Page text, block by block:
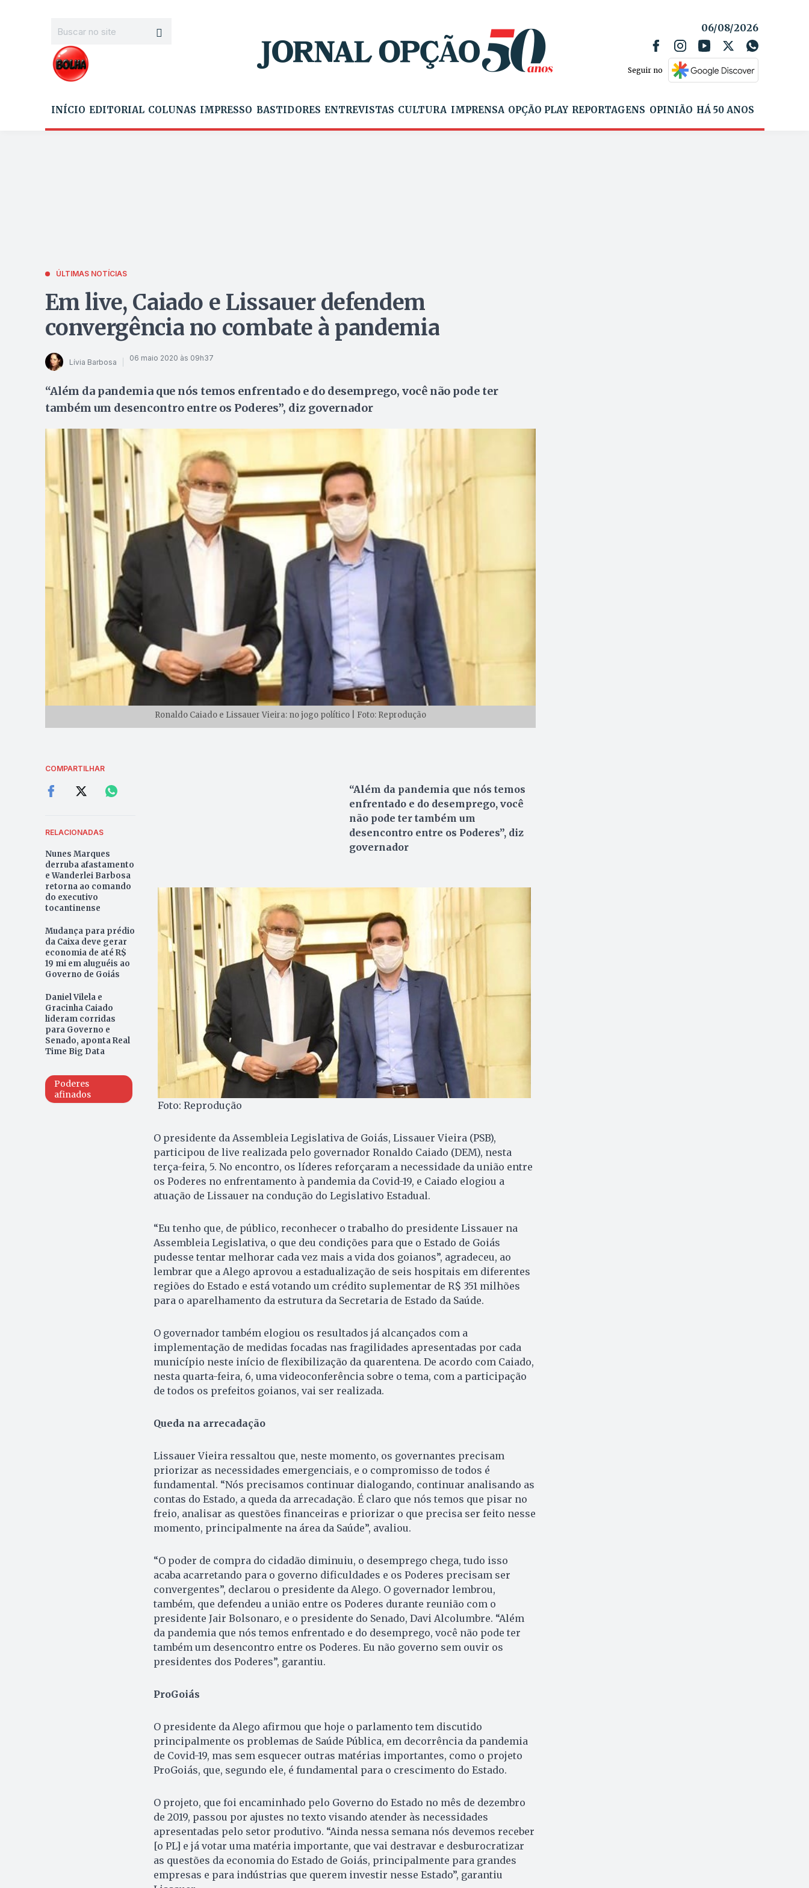
06/08/2026
Seguir no
INÍCIO EDITORIAL COLUNAS IMPRESSO BASTIDORES ENTREVISTAS CULTURA IMPRENSA OPÇÃO PLAY REPORTAGENS OPINIÃO HÁ 50 ANOS
ÚLTIMAS NOTÍCIAS
Em live, Caiado e Lissauer defendem
convergência no combate à pandemia
Lívia Barbosa 06 maio 2020 às 09h37
“Além da pandemia que nós temos enfrentado e do desemprego, você não pode ter
também um desencontro entre os Poderes”, diz governador
Ronaldo Caiado e Lissauer Vieira: no jogo político | Foto: Reprodução
COMPARTILHAR
RELACIONADAS
Nunes Marques
derruba afastamento
e Wanderlei Barbosa
retorna ao comando
do executivo
tocantinense
Mudança para prédio
da Caixa deve gerar
economia de até R$
19 mi em aluguéis ao
Governo de Goiás
Daniel Vilela e
Gracinha Caiado
lideram corridas
para Governo e
Senado, aponta Real
Time Big Data
Poderes
afinados
“Além da pandemia que nós temos
enfrentado e do desemprego, você
não pode ter também um
desencontro entre os Poderes”, diz
governador
Foto: Reprodução
O presidente da Assembleia Legislativa de Goiás, Lissauer Vieira (PSB),
participou de live realizada pelo governador Ronaldo Caiado (DEM), nesta
terça-feira, 5. No encontro, os líderes reforçaram a necessidade da união entre
os Poderes no enfrentamento à pandemia da Covid-19, e Caiado elogiou a
atuação de Lissauer na condução do Legislativo Estadual.
“Eu tenho que, de público, reconhecer o trabalho do presidente Lissauer na
Assembleia Legislativa, o que deu condições para que o Estado de Goiás
pudesse tentar melhorar cada vez mais a vida dos goianos”, agradeceu, ao
lembrar que a Alego aprovou a estadualização de seis hospitais em diferentes
regiões do Estado e está votando um crédito suplementar de R$ 351 milhões
para o aparelhamento da estrutura da Secretaria de Estado da Saúde.
O governador também elogiou os resultados já alcançados com a
implementação de medidas focadas nas fragilidades apresentadas por cada
município neste início de flexibilização da quarentena. De acordo com Caiado,
nesta quarta-feira, 6, uma videoconferência sobre o tema, com a participação
de todos os prefeitos goianos, vai ser realizada.
Queda na arrecadação
Lissauer Vieira ressaltou que, neste momento, os governantes precisam
priorizar as necessidades emergenciais, e o compromisso de todos é
fundamental. “Nós precisamos continuar dialogando, continuar analisando as
contas do Estado, a queda da arrecadação. É claro que nós temos que pisar no
freio, analisar as questões financeiras e priorizar o que precisa ser feito nesse
momento, principalmente na área da Saúde”, avaliou.
“O poder de compra do cidadão diminuiu, o desemprego chega, tudo isso
acaba acarretando para o governo dificuldades e os Poderes precisam ser
convergentes”, declarou o presidente da Alego. O governador lembrou,
também, que defendeu a união entre os Poderes durante reunião com o
presidente Jair Bolsonaro, e o presidente do Senado, Davi Alcolumbre. “Além
da pandemia que nós temos enfrentado e do desemprego, você não pode ter
também um desencontro entre os Poderes. Eu não governo sem ouvir os
presidentes dos Poderes”, garantiu.
ProGoiás
O presidente da Alego afirmou que hoje o parlamento tem discutido
principalmente os problemas de Saúde Pública, em decorrência da pandemia
de Covid-19, mas sem esquecer outras matérias importantes, como o projeto
ProGoiás, que, segundo ele, é fundamental para o crescimento do Estado.
O projeto, que foi encaminhado pelo Governo do Estado no mês de dezembro
de 2019, passou por ajustes no texto visando atender às necessidades
apresentadas pelo setor produtivo. “Ainda nessa semana nós devemos receber
[o PL] e já votar uma matéria importante, que vai destravar e desburocratizar
as questões da economia do Estado de Goiás, principalmente para grandes
empresas e para indústrias que querem investir nesse Estado”, garantiu